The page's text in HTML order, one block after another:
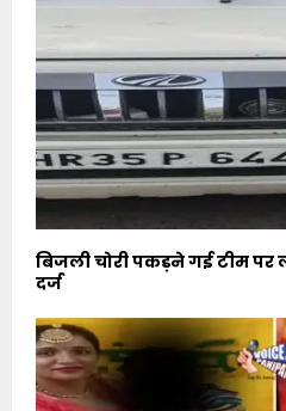
बिजली चोरी पकड़ने गई टीम
दर्ज